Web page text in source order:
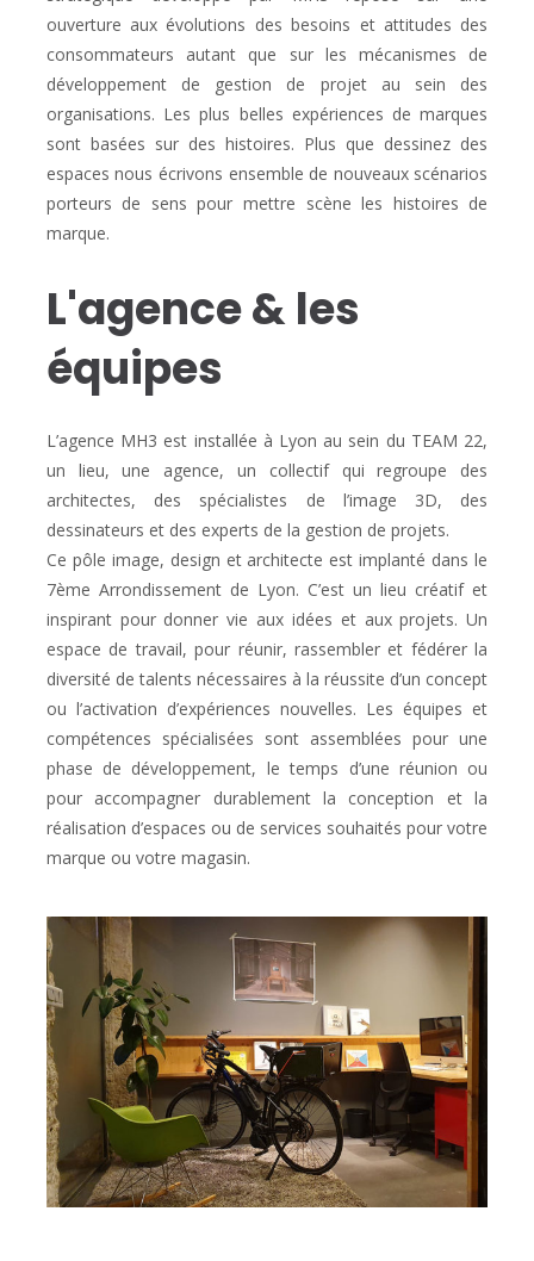
ouverture aux évolutions des besoins et attitudes des
consommateurs autant que sur les mécanismes de
développement de gestion de projet au sein des
organisations. Les plus belles expériences de marques
sont basées sur des histoires. Plus que dessinez des
espaces nous écrivons ensemble de nouveaux scénarios
porteurs de sens pour mettre scène les histoires de
marque.
L'agence & les
équipes
L’agence MH3 est installée à Lyon au sein du TEAM 22,
un lieu, une agence, un collectif qui regroupe des
architectes, des spécialistes de l’image 3D, des
dessinateurs et des experts de la gestion de projets.
Ce pôle image, design et architecte est implanté dans le
7ème Arrondissement de Lyon. C’est un lieu créatif et
inspirant pour donner vie aux idées et aux projets. Un
espace de travail, pour réunir, rassembler et fédérer la
diversité de talents nécessaires à la réussite d’un concept
ou l’activation d’expériences nouvelles. Les équipes et
compétences spécialisées sont assemblées pour une
phase de développement, le temps d’une réunion ou
pour accompagner durablement la conception et la
réalisation d’espaces ou de services souhaités pour votre
marque ou votre magasin.